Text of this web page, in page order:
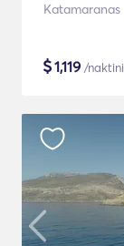
Katamaranas
$1,119 /